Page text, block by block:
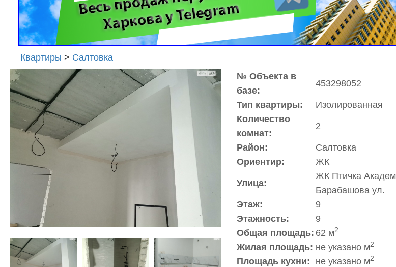
Квартиры > Салтовка
Агенство
недвижимости
"Аверс"
№ Объекта в
базе:
453298052
Тип квартиры:
Изолированная
Количество
комнат:
2
Район:
Салтовка
Ориентир:
ЖК
Улица:
ЖК Птичка
Барабашова ул.
Этаж:
9
Этажность:
9
Общая площадь: 62 м2
Жилая площадь: не указано м2
Площадь кухни: не указано м2